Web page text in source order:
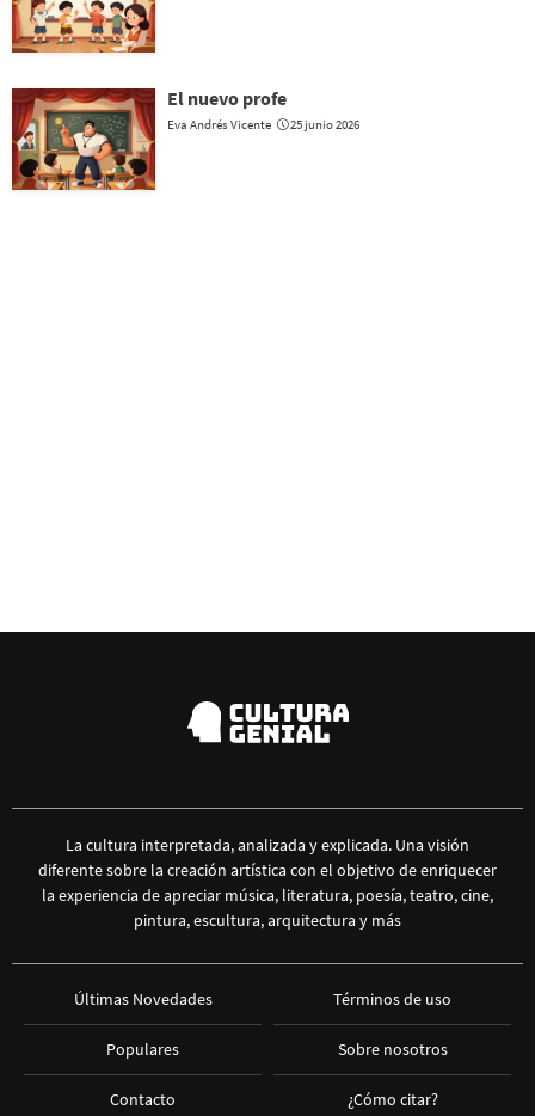
El nuevo profe
Eva Andrés Vicente 25 junio 2026
La cultura interpretada, analizada y explicada. Una visión
diferente sobre la creación artística con el objetivo de enriquecer
la experiencia de apreciar música, literatura, poesía, teatro, cine,
pintura, escultura, arquitectura y más
Últimas Novedades
Populares
Contacto
Términos de uso
Sobre nosotros
¿Cómo citar?